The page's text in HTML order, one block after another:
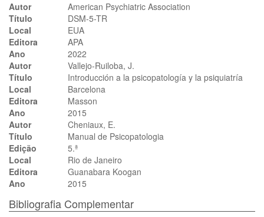
Autor
American Psychiatric Association
Título
DSM-5-TR
Local
EUA
Editora
APA
Ano
2022
Autor
Vallejo-Ruiloba, J.
Título
Introducción a la psicopatología y la psiquiatría
Local
Barcelona
Editora
Masson
Ano
2015
Autor
Cheniaux, E.
Título
Manual de Psicopatologia
Edição
5.ª
Local
Rio de Janeiro
Editora
Guanabara Koogan
Ano
2015
Bibliografia Complementar